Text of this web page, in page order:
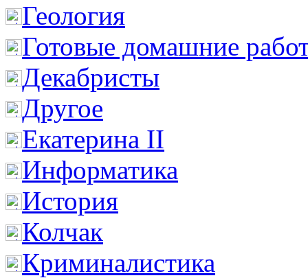
Геология
Готовые домашние
Декабристы
Другое
Екатерина II
Информатика
История
Колчак
Криминалистика